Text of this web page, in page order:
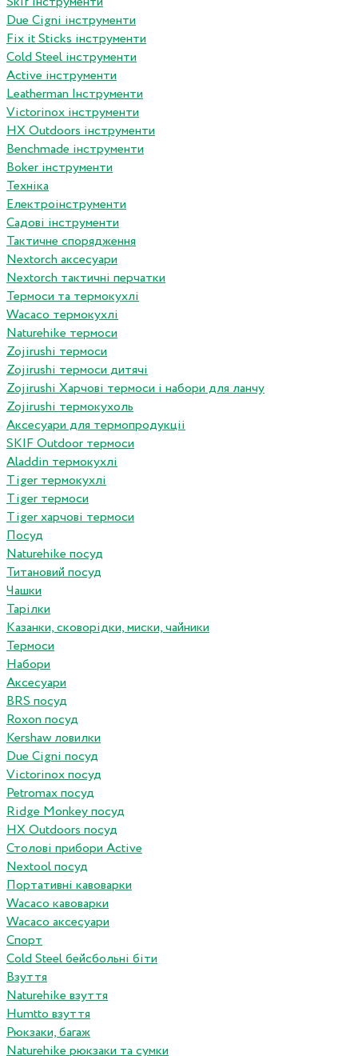
Due Cigni інструменти
Fix it Sticks інструменти
Сold Steel інструменти
Active інструменти
Leatherman Інструменти
Victorinox інструменти
HX Outdoors інструменти
Benchmade інструменти
Boker інструменти
Техніка
Електроінструменти
Садові інструменти
Тактичне спорядження
Nextorch аксесуари
Nextorch тактичні перчатки
Термоси та термокухлі
Wacaco термокухлі
Naturehike термоси
Zojirushi термоси
Zojirushi термоси дитячі
Zojirushi Харчові термоси і набори для ланчу
Zojirushi термокухоль
Аксесуари для термопродукціі
SKIF Outdoor термоси
Aladdin термокухлі
Tiger термокухлі
Tiger термоси
Tiger харчові термоси
Посуд
Naturehike посуд
Титановий посуд
Чашки
Тарілки
Казанки, сковорідки, миски, чайники
Термоси
Набори
Аксесуари
BRS посуд
Roxon посуд
Kershaw ловилки
Due Cigni посуд
Victorinox посуд
Petromax посуд
Ridge Monkey посуд
HX Outdoors посуд
Столові прибори Active
Nextool посуд
Портативні кавоварки
Wacaco кавоварки
Wacaco аксесуари
Спорт
Cold Steel бейсбольні біти
Взуття
Naturehike взуття
Humtto взуття
Рюкзаки, багаж
Naturehike рюкзаки та сумки